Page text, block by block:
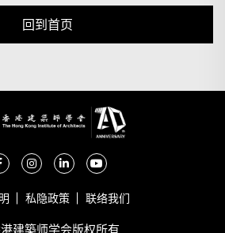
回到首页
私隐政策 联络我们
建築师学会版权所有